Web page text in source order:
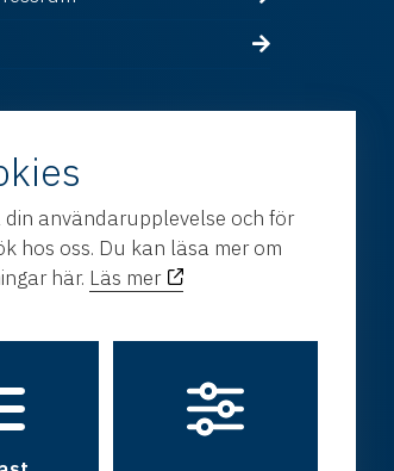
användarupplevelse och för
hos oss. Du kan läsa mer om
här. Läs mer